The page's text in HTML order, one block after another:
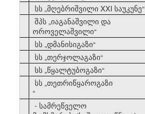
სს„მღებრიშვილი XXI საუკუნე“
შპს„იაგანაშვილი და
ოროველაშვილი“
სს„დმანისიგაზი“
სს„თერჯოლაგაზი“
სს„წყალტუბოგაზი“
სს„თეთრიწყაროგაზი
“
- სამრეწველო